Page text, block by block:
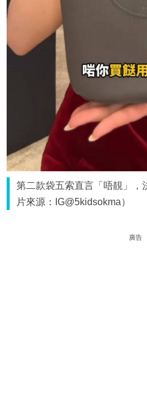
第二款袋五索直言「唔靚」，
片來源：IG@5kidsokma）
廣告